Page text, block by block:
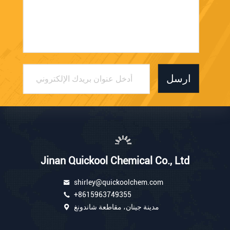
ارسل
Jinan Quickool Chemical Co., Ltd
shirley@quickoolchem.com
+8615963749355
مدينة جينان، مقاطعة شاندونغ